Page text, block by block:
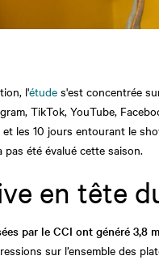
l'étude s'est concentrée
TikTok, YouTube,
et les 10 jours entourant le
pas été évalué cette saison.
en tête
par le CCI ont généré 3,8
sur l’ensemble des